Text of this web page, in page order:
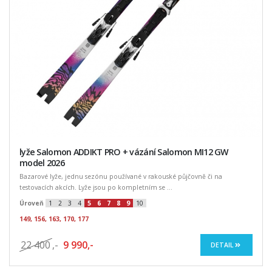
lyže Salomon ADDIKT PRO + vázání Salomon MI12 GW
model 2026
Bazarové lyže, jednu sezónu používané v rakouské půjčovně či na
testovacích akcích. Lyže jsou po kompletním se ...
Úroveň
1 2 3 4 5 6 7 8 9
10
149, 156, 163, 170, 177
22 400 ,- 9 990,- DETAIL